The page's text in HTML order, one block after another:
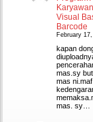
Visual
Barcode
February
kapan
mas.sy
mas
mas. sy…